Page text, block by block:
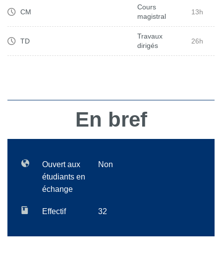
CM
Cours
magistral
13h
TD
Travaux
dirigés
26h
En bref
Ouvert aux
étudiants en
échange
Non
Effectif 32